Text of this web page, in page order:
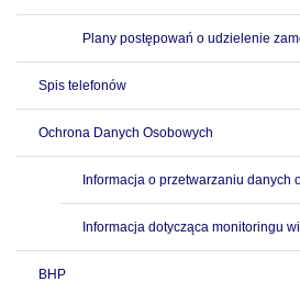
Plany postępowań o udzielenie
Spis telefonów
Ochrona Danych Osobowych
Informacja o przetwarzaniu danych
Informacja dotycząca monitoringu
BHP